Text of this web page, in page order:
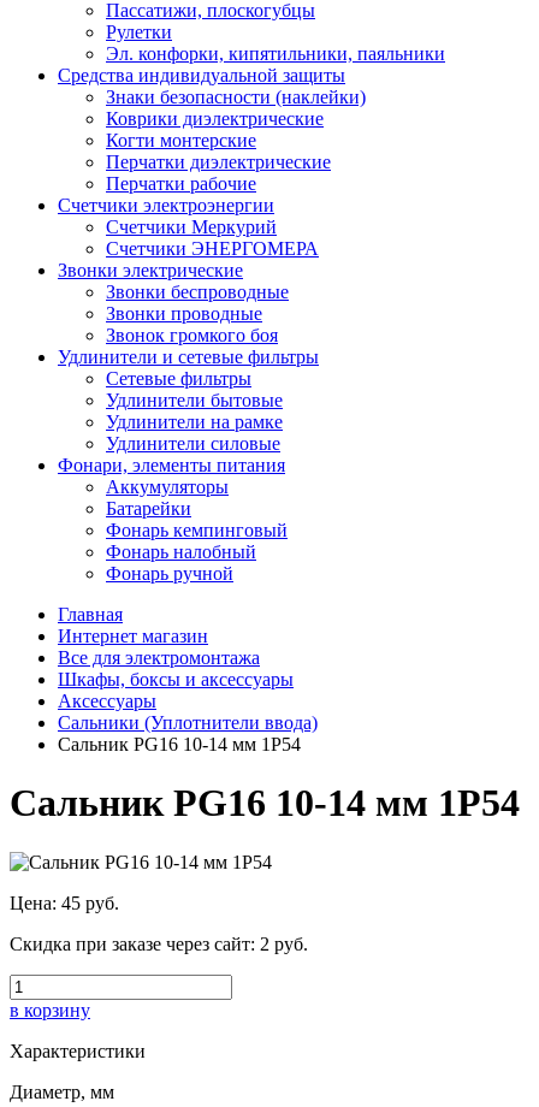
Пассатижи, плоскогубцы
Рулетки
Эл. конфорки, кипятильники, паяльники
Средства индивидуальной защиты
Знаки безопасности (наклейки)
Коврики диэлектрические
Когти монтерские
Перчатки диэлектрические
Перчатки рабочие
Счетчики электроэнергии
Счетчики Меркурий
Счетчики ЭНЕРГОМЕРА
Звонки электрические
Звонки беспроводные
Звонки проводные
Звонок громкого боя
Удлинители и сетевые фильтры
Сетевые фильтры
Удлинители бытовые
Удлинители на рамке
Удлинители силовые
Фонари, элементы питания
Аккумуляторы
Батарейки
Фонарь кемпинговый
Фонарь налобный
Фонарь ручной
Главная
Интернет магазин
Все для электромонтажа
Шкафы, боксы и аксессуары
Аксессуары
Сальники (Уплотнители ввода)
Сальник PG16 10-14 мм 1Р54
Сальник PG16 10-14 мм 1Р54
Цена: 45 руб.
Скидка при заказе через сайт: 2 руб.
в корзину
Характеристики
Диаметр, мм